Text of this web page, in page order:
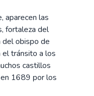
aparecen las
fortaleza del
del obispo de
el tránsito a los
castillos
1689 por los